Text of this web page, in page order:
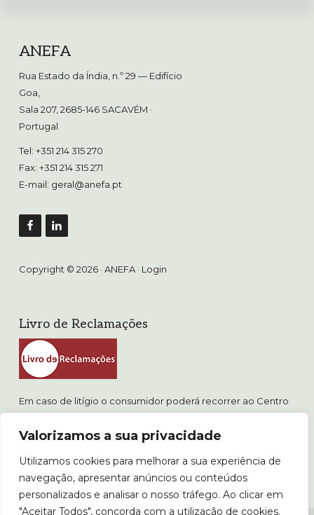
Valorizamos a sua privacidade
Utilizamos cookies para melhorar a sua experiência de
navegação, apresentar anúncios ou conteúdos
personalizados e analisar o nosso tráfego. Ao clicar em
"Aceitar Todos", concorda com a utilização de cookies.
Footer
ANEFA
Rua Estado da Índia, n.º 29 — Edifício
Goa,
Sala 207, 2685-146 SACAVÉM ·
Portugal
Tel: +351 214 315 270
Fax: +351 214 315 271
E-mail: geral@anefa.pt
Copyright © 2026 · ANEFA · Login
Livro de Reclamações
Em caso de litígio o consumidor poderá recorrer ao Centro
www.consumidor.pt
POLÍTICA DE PRIVACIDADE
POLÍTICA DE COOKIES E PROPRIEDADE INTELECTUAL